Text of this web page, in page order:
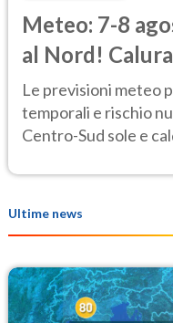
Meteo: 7-8
al Nord!
Le previsioni meteo
temporali e rischio
Centro-Sud sole e
Ultime news